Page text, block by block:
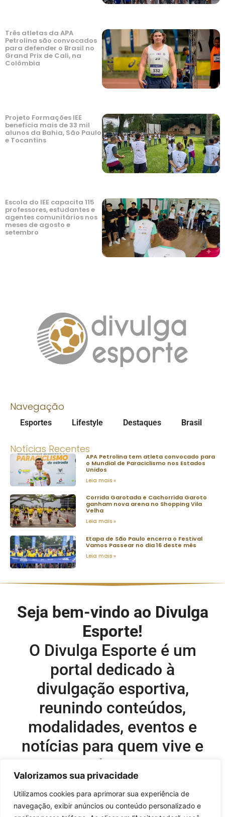
Valorizamos sua privacidade
Utilizamos cookies para aprimorar sua experiência de
navegação, exibir anúncios ou conteúdo personalizado e
Três atletas da APA
Petrolina são convocados
para defender o Brasil no
Grand Prix de Cali, na
Colômbia
Projeto Formações IEE
beneficia mais de 33 mil
alunos da Bahia, São Paulo
e Tocantins
Escola do IEE capacita 115
professores, estudantes e
agentes comunitários nos
meses de agosto e
setembro
Navegação
Esportes Lifestyle Destaques Brasil
Notícias Recentes
APA Petrolina tem atleta convocado para
o Mundial de Paraciclismo nos Estados
Unidos
Leia mais »
Corrida Garotada e Cachorrida Garoto
ganham nova arena no Shopping Vila
Velha
Leia mais »
Etapa de São Paulo encerra o Festival
Vamos Passear no dia 16 deste mês
Leia mais »
Seja bem-vindo ao Divulga
Esporte!
O Divulga Esporte é um
portal dedicado à
divulgação esportiva,
reunindo conteúdos,
modalidades, eventos e
notícias para quem vive e
acompanha o esporte.
Editor-chefe e comercial do site:
Flavio Perez –flavio@onboardsports.net